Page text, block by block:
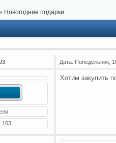
Новогодние подарки
Дата: Понедельник,
103
Хотим закупить